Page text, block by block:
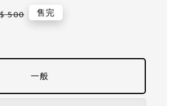
500 售完
一般